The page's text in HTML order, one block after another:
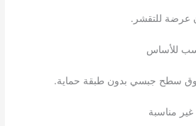
عرضة للتقشر.
سطح جبسي بدون طبقة حماية.